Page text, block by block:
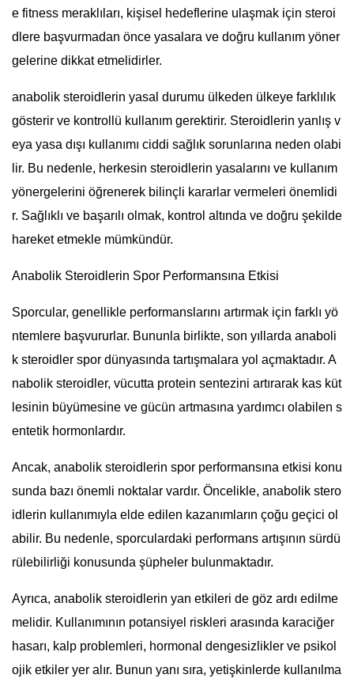
e fitness meraklıları, kişisel hedeflerine ulaşmak için steroi
dlere başvurmadan önce yasalara ve doğru kullanım yöner
gelerine dikkat etmelidirler.
anabolik steroidlerin yasal durumu ülkeden ülkeye farklılık
gösterir ve kontrollü kullanım gerektirir. Steroidlerin yanlış v
eya yasa dışı kullanımı ciddi sağlık sorunlarına neden olabi
lir. Bu nedenle, herkesin steroidlerin yasalarını ve kullanım
yönergelerini öğrenerek bilinçli kararlar vermeleri önemlidi
r. Sağlıklı ve başarılı olmak, kontrol altında ve doğru şekilde
hareket etmekle mümkündür.
Anabolik Steroidlerin Spor Performansına Etkisi
Sporcular, genellikle performanslarını artırmak için farklı yö
ntemlere başvururlar. Bununla birlikte, son yıllarda anaboli
k steroidler spor dünyasında tartışmalara yol açmaktadır. A
nabolik steroidler, vücutta protein sentezini artırarak kas küt
lesinin büyümesine ve gücün artmasına yardımcı olabilen s
entetik hormonlardır.
Ancak, anabolik steroidlerin spor performansına etkisi konu
sunda bazı önemli noktalar vardır. Öncelikle, anabolik stero
idlerin kullanımıyla elde edilen kazanımların çoğu geçici ol
abilir. Bu nedenle, sporculardaki performans artışının sürdü
rülebilirliği konusunda şüpheler bulunmaktadır.
Ayrıca, anabolik steroidlerin yan etkileri de göz ardı edilme
melidir. Kullanımının potansiyel riskleri arasında karaciğer
hasarı, kalp problemleri, hormonal dengesizlikler ve psikol
ojik etkiler yer alır. Bunun yanı sıra, yetişkinlerde kullanılma